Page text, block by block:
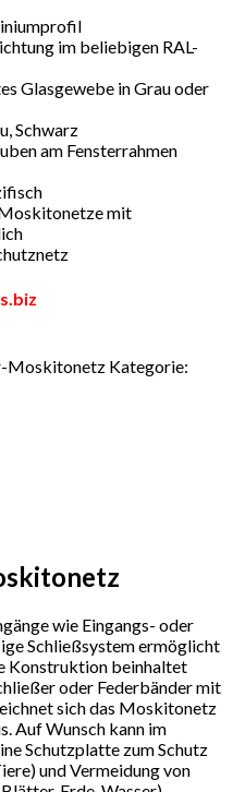
im beliebigen RAL-
Glasgewebe in Grau oder
Schwarz
am Fensterrahmen
mit
Moskitonetz Kategorie:
wie Eingangs- oder
Schließsystem ermöglicht
Konstruktion beinhaltet
oder Federbänder mit
sich das Moskitonetz
Auf Wunsch kann im
Schutzplatte zum Schutz
und Vermeidung von